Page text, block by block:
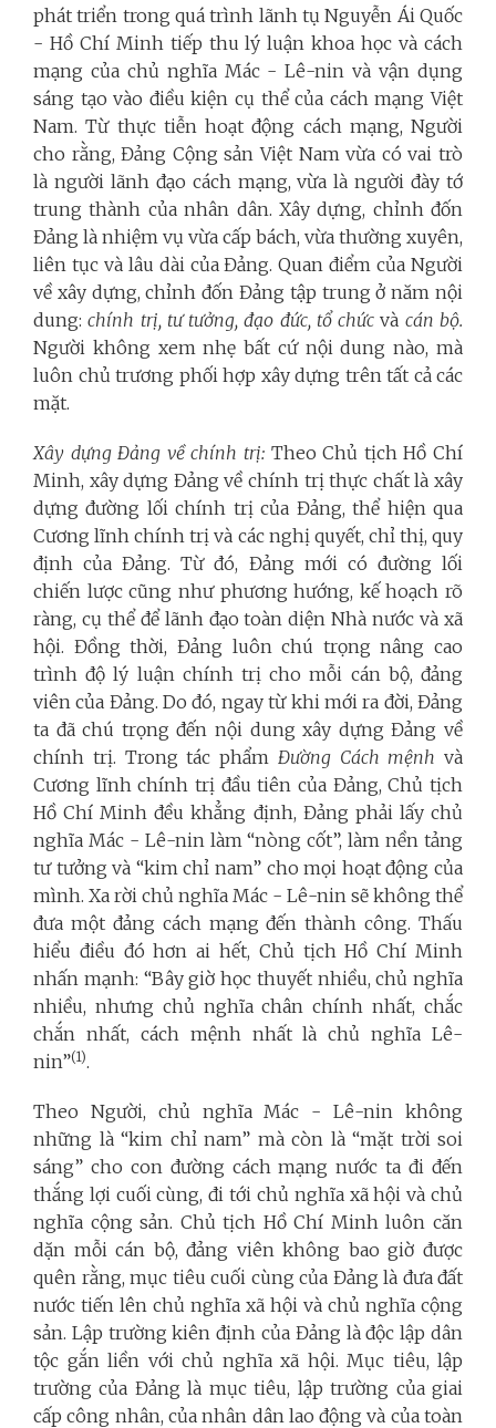
phát triển trong quá trình lãnh tụ Nguyễn Ái Quốc
- Hồ Chí Minh tiếp thu lý luận khoa học và cách
mạng của chủ nghĩa Mác - Lê-nin và vận dụng
sáng tạo vào điều kiện cụ thể của cách mạng Việt
Nam. Từ thực tiễn hoạt động cách mạng, Người
cho rằng, Đảng Cộng sản Việt Nam vừa có vai trò
là người lãnh đạo cách mạng, vừa là người đày tớ
trung thành của nhân dân. Xây dựng, chỉnh đốn
Đảng là nhiệm vụ vừa cấp bách, vừa thường xuyên,
liên tục và lâu dài của Đảng. Quan điểm của Người
về xây dựng, chỉnh đốn Đảng tập trung ở năm nội
dung:chính trị, tư tưởng, đạo đức, tổ chứcvà cán bộ.
Người không xem nhẹ bất cứ nội dung nào, mà
luôn chủ trương phối hợp xây dựng trên tất cả các
mặt.
Xây dựng Đảng về chính trị: Theo Chủ tịch Hồ Chí
Minh, xây dựng Đảng về chính trị thực chất là xây
dựng đường lối chính trị của Đảng, thể hiện qua
Cương lĩnh chính trị và các nghị quyết, chỉ thị, quy
định của Đảng. Từ đó, Đảng mới có đường lối
chiến lược cũng như phương hướng, kế hoạch rõ
ràng, cụ thể để lãnh đạo toàn diện Nhà nước và xã
hội. Đồng thời, Đảng luôn chú trọng nâng cao
trình độ lý luận chính trị cho mỗi cán bộ, đảng
viên của Đảng. Do đó, ngay từ khi mới ra đời, Đảng
ta đã chú trọng đến nội dung xây dựng Đảng về
chính trị. Trong tác phẩm Đường Cách mệnh và
Cương lĩnh chính trị đầu tiên của Đảng, Chủ tịch
Hồ Chí Minh đều khẳng định, Đảng phải lấy chủ
nghĩa Mác - Lê-nin làm “nòng cốt”, làm nền tảng
tư tưởng và “kim chỉ nam” cho mọi hoạt động của
mình. Xa rời chủ nghĩa Mác - Lê-nin sẽ không thể
đưa một đảng cách mạng đến thành công. Thấu
hiểu điều đó hơn ai hết, Chủ tịch Hồ Chí Minh
nhấn mạnh: “Bây giờ học thuyết nhiều, chủ nghĩa
nhiều, nhưng chủ nghĩa chân chính nhất, chắc
chắn nhất, cách mệnh nhất là chủ nghĩa Lê-
nin”(1).
Theo Người, chủ nghĩa Mác - Lê-nin không
những là “kim chỉ nam” mà còn là “mặt trời soi
sáng” cho con đường cách mạng nước ta đi đến
thắng lợi cuối cùng, đi tới chủ nghĩa xã hội và chủ
nghĩa cộng sản. Chủ tịch Hồ Chí Minh luôn căn
dặn mỗi cán bộ, đảng viên không bao giờ được
quên rằng, mục tiêu cuối cùng của Đảng là đưa đất
nước tiến lên chủ nghĩa xã hội và chủ nghĩa cộng
sản. Lập trường kiên định của Đảng là độc lập dân
tộc gắn liền với chủ nghĩa xã hội. Mục tiêu, lập
trường của Đảng là mục tiêu, lập trường của giai
cấp công nhân, của nhân dân lao động và của toàn